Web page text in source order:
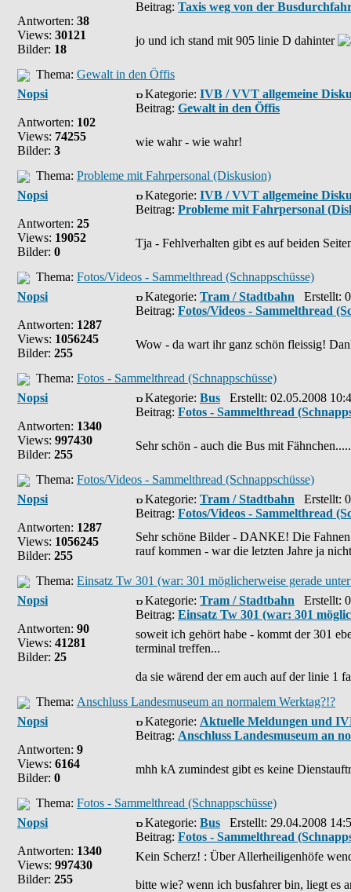
Antworten: 38
Views: 30121
Bilder: 18
Beitrag: Taxis weg von der
jo und ich stand mit 905 linie D dahinter
Thema: Gewalt in den Öffis
Nopsi
Antworten: 102
Views: 74255
Bilder: 3
Kategorie: IVB / VVT allgemeine
Beitrag: Gewalt in den Öffis
wie wahr - wie wahr!
Thema: Probleme mit Fahrpersonal (Diskusion)
Nopsi
Antworten: 25
Views: 19052
Bilder: 0
Kategorie: IVB / VVT allgemeine
Beitrag: Probleme mit Fahrpersonal
Tja - Fehlverhalten gibt es auf beiden
Thema: Fotos/Videos - Sammelthread (Schnappschüsse)
Nopsi
Antworten: 1287
Views: 1056245
Bilder: 255
Kategorie: Tram / Stadtbahn Erstellt:
Beitrag: Fotos/Videos - Sammelthread
Wow - da wart ihr ganz schön fleissig!
Thema: Fotos - Sammelthread (Schnappschüsse)
Nopsi
Antworten: 1340
Views: 997430
Bilder: 255
Kategorie: Bus Erstellt: 02.05.2008
Beitrag: Fotos - Sammelthread
Sehr schön - auch die Bus mit
Thema: Fotos/Videos - Sammelthread (Schnappschüsse)
Nopsi
Antworten: 1287
Views: 1056245
Bilder: 255
Kategorie: Tram / Stadtbahn Erstellt:
Beitrag: Fotos/Videos - Sammelthread
Sehr schöne Bilder - DANKE! Die Fahnen
rauf kommen - war die letzten Jahre ja
Thema: Einsatz Tw 301 (war: 301 möglicherweise gerade
Nopsi
Antworten: 90
Views: 41281
Bilder: 25
Kategorie: Tram / Stadtbahn Erstellt:
Beitrag: Einsatz Tw 301 (war: 301
soweit ich gehört habe - kommt der 301
terminal treffen...
da sie wärend der em auch auf der linie 1
Thema: Anschluss Landesmuseum an normalem Werktag?!?
Nopsi
Antworten: 9
Views: 6164
Bilder: 0
Kategorie: Aktuelle Meldungen und
Beitrag: Anschluss Landesmuseum an
mhh kA zumindest gibt es keine
Thema: Fotos - Sammelthread (Schnappschüsse)
Nopsi
Antworten: 1340
Views: 997430
Bilder: 255
Kategorie: Bus Erstellt: 29.04.2008
Beitrag: Fotos - Sammelthread
Kein Scherz! : Über Allerheiligenhöfe
bitte wie? wenn ich busfahrer bin, liegt es